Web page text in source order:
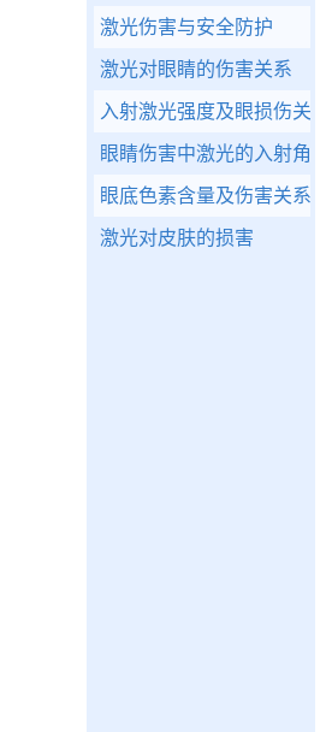
激光伤害与安全防护
激光对眼睛的伤害关系
入射激光强度及眼损伤关系
眼睛伤害中激光的入射角度
眼底色素含量及伤害关系
激光对皮肤的损害